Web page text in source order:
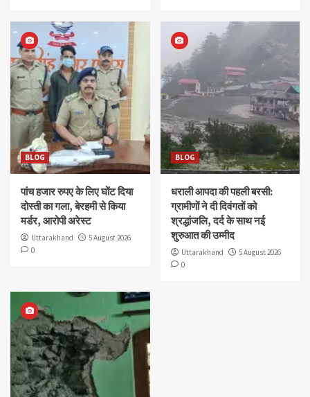
BLOG
पांच हजार रुपए के लिए घोंट दिया
दोस्ती का गला, बेरहमी से किया
मर्डर, आरोपी अरेस्ट
Uttarakhand
5 August 2026
0
BLOG
धराली आपदा की पहली बरसी:
ग्रामीणों ने दी दिवंगतों को
श्रद्धांजलि, दर्द के साथ नई
शुरुआत की उम्मीद
Uttarakhand
5 August 2026
0